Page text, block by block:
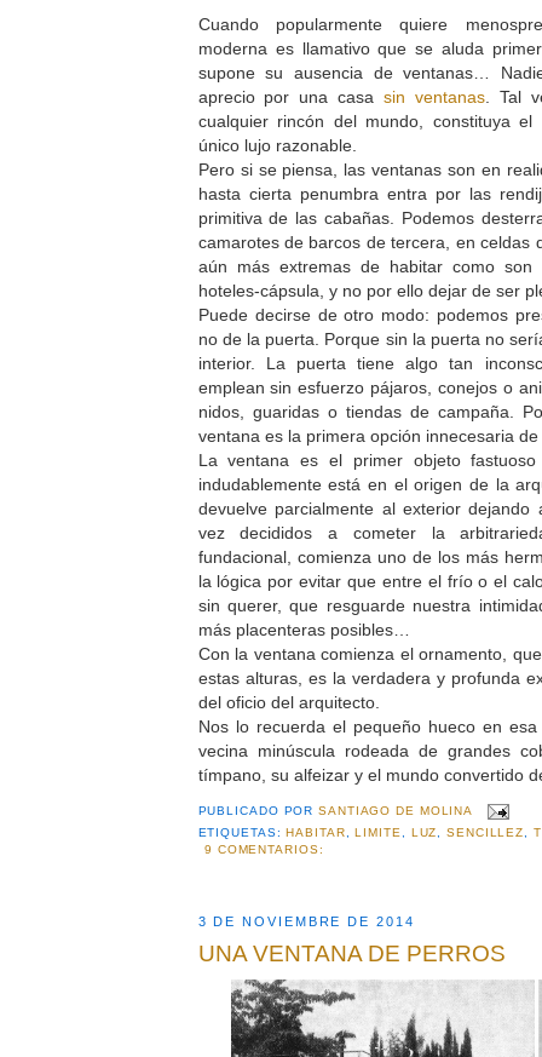
Cuando popularmente quiere
moderna es llamativo que se aluda
supone su ausencia de ventanas…
aprecio por una casasin ventanas. Tal
cualquier rincón del mundo, constituya
único lujo razonable.
Pero si se piensa, las ventanas son en
hasta cierta penumbra entra por las
primitiva de las cabañas. Podemos
camarotes de barcos de tercera, en celdas
aún más extremas de habitar como
hoteles-cápsula, y no por ello dejar de ser
Puede decirse de otro modo: podemos
no de la puerta. Porque sin la puerta no
interior. La puerta tiene algo tan
emplean sin esfuerzo pájaros, conejos o
nidos, guaridas o tiendas de campaña.
ventana es la primera opción innecesaria
La ventana es el primer objeto
indudablemente está en el origen de la
devuelve parcialmente al exterior
vez decididos a cometer la
fundacional, comienza uno de los más
la lógica por evitar que entre el frío o el
sin querer, que resguarde nuestra
más placenteras posibles…
Con la ventana comienza el ornamento,
estas alturas, es la verdadera y profunda
del oficio del arquitecto.
Nos lo recuerda el pequeño hueco en
vecina minúscula rodeada de grandes
tímpano, su alfeizar y el mundo convertido
PUBLICADO PORSANTIAGO DE MOLINA
ETIQUETAS:HABITAR ,LIMITE LUZ ,SENCILLEZ
9 COMENTARIOS:
3 DE NOVIEMBRE DE 2014
UNA VENTANA DE PERROS